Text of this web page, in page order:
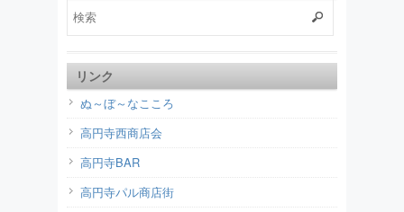
リンク
ぬ～ぼ～なこころ
高円寺西商店会
高円寺BAR
高円寺パル商店街